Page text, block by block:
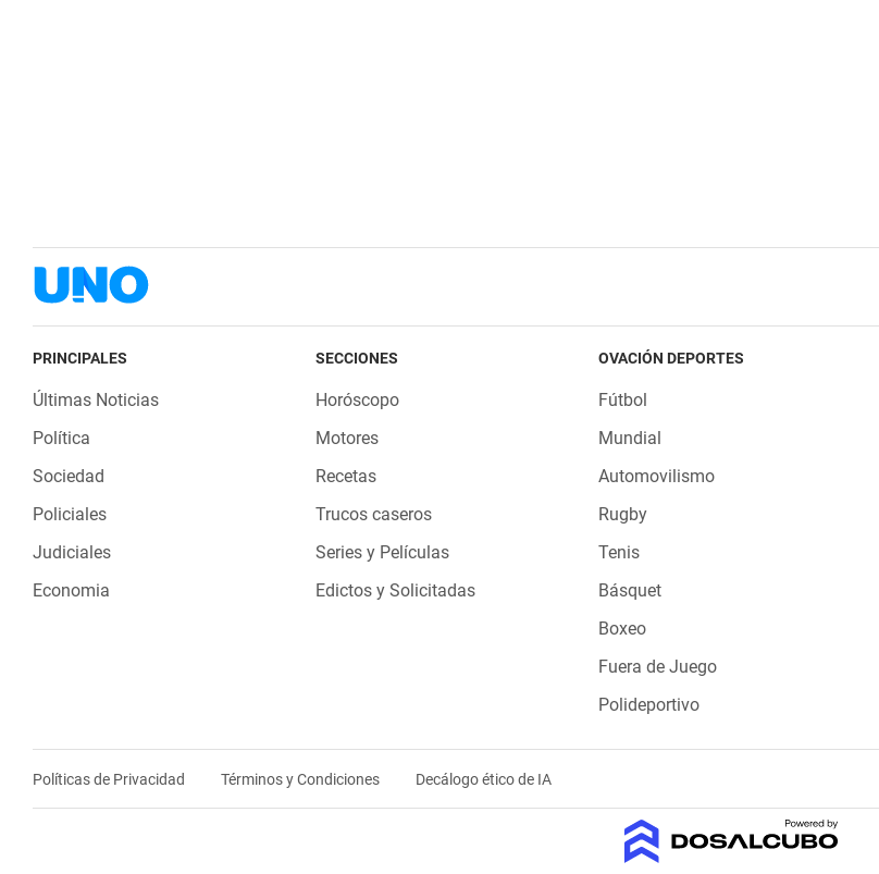
PRINCIPALES
Últimas Noticias
Política
Sociedad
Policiales
Judiciales
Economia
SECCIONES
Horóscopo
Motores
Recetas
Trucos caseros
Series y Películas
Edictos y Solicitadas
OVACIÓN DEPORTES
Fútbol
Mundial
Automovilismo
Rugby
Tenis
Básquet
Boxeo
Fuera de Juego
Polideportivo
Políticas de Privacidad Términos y Condiciones Decálogo ético de IA